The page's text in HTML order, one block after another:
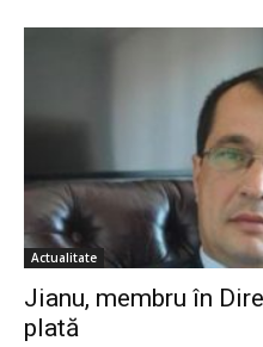
Actualitate
Jianu, membru în
plată